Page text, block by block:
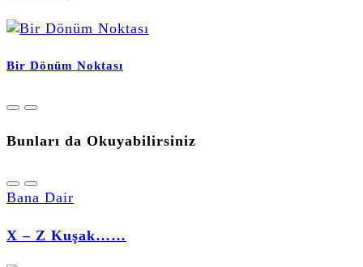
Bir Dönüm Noktası
Bunları da Okuyabilirsiniz
Bana Dair
X – Z Kuşak……